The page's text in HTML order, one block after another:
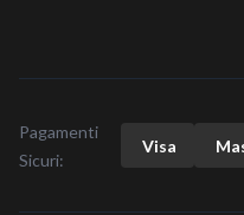
Pagamenti
Sicuri:
Visa